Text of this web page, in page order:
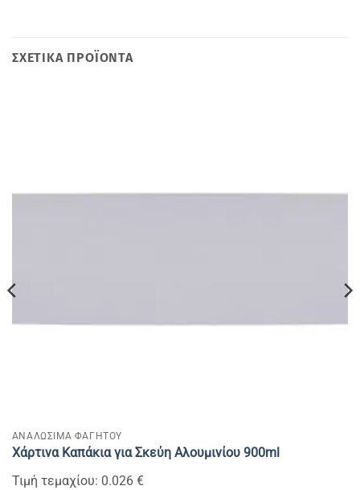
ΣΧΕΤΙΚΆ ΠΡΟΪΌΝΤΑ
ΑΝΑΛΩΣΙΜΑ ΦΑΓΗΤΟΥ
Χάρτινα Καπάκια για Σκεύη Αλουμινίου 900ml
Τιμή τεμαχίου: 0.026 €